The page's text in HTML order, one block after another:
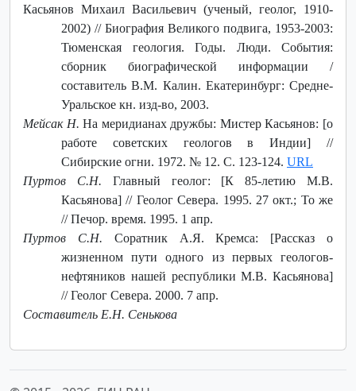
Касьянов Михаил Васильевич (ученый, геолог, 1910-
2002) // Биография Великого подвига, 1953-2003:
Тюменская геология. Годы. Люди. События:
сборник биографической информации /
составитель В.М. Калин. Екатеринбург: Средне-
Уральское кн. изд-во, 2003.
Мейсак Н. На меридианах дружбы: Мистер Касьянов: [о
работе советских геологов в Индии] //
Сибирские огни. 1972. № 12. С. 123-124. URL
Пуртов С.Н. Главный геолог: [К 85-летию М.В.
Касьянова] // Геолог Севера. 1995. 27 окт.; То же
// Печор. время. 1995. 1 апр.
Пуртов С.Н. Соратник А.Я. Кремса: [Рассказ о
жизненном пути одного из первых геологов-
нефтяников нашей республики М.В. Касьянова]
// Геолог Севера. 2000. 7 апр.
Составитель Е.Н. Сенькова